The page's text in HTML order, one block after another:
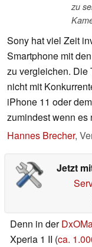
zu
Sony hat viel Zeit
Smartphone mit
zu vergleichen. Die
nicht mit
iPhone 11 oder
zumindest wenn es
Hannes Brecher,
Jetzt
Denn in der
Xperia 1 II (ca.